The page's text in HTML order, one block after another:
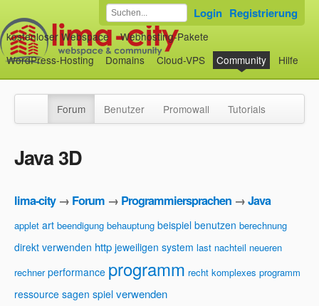
kostenloser Webspace
Webhosting-Pakete
WordPress-Hosting
Domains Cloud-VPS Community Hilfe
Login Registrierung
Forum Benutzer Promowall Tutorials
Java 3D
lima-city→ Forum → Programmiersprachen →Java
applet art beendigung behauptung beispiel benutzen berechnung
direkt verwenden http jeweiligen system last nachteil neueren
rechner performance programm recht komplexes programm
ressource sagen spiel verwenden